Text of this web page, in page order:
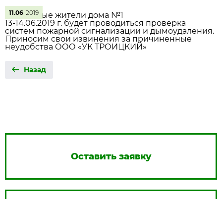
11.06 2019
Уважаемые жители дома №1
13-14.06.2019 г. будет проводиться проверка
систем пожарной сигнализации и дымоудаления.
Приносим свои извинения за причиненные
неудобства ООО «УК ТРОИЦКИЙ»
Назад
Оставить заявку